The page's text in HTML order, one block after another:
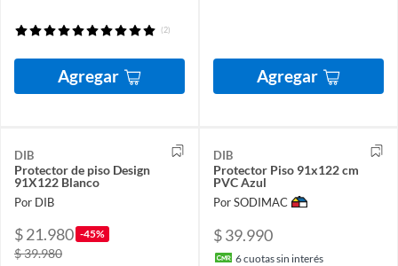
(2)
Agregar Agregar
DIB
Protector de piso Design
91X122 Blanco
Por DIB
$ 21.980 -45%
$ 39.980
DIB
Protector Piso 91x122 cm
PVC Azul
Por SODIMAC
$ 39.990
6cuotas sin interés